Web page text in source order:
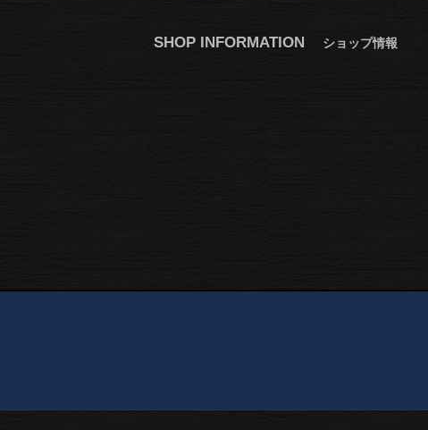
SHOP INFORMATION ショップ情報